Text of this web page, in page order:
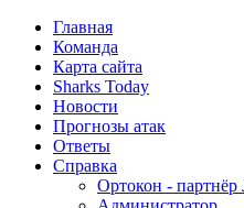
Главная
Команда
Карта сайта
Sharks Today
Новости
Прогнозы атак
Ответы
Справка
Ортокон - партнёр